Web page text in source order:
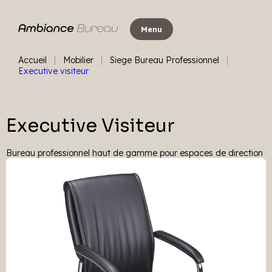
Menu
Accueil | Mobilier | Siege Bureau Professionnel
|
Executive visiteur
Executive Visiteur
Bureau professionnel haut de gamme pour espaces de direction